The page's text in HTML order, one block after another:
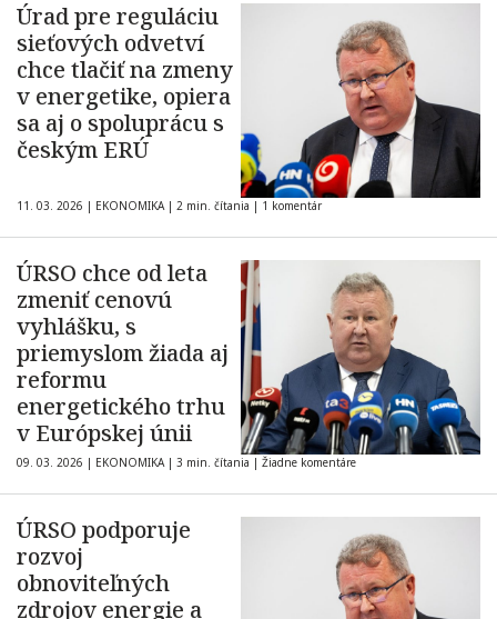
Úrad pre reguláciu
sieťových odvetví
chce tlačiť na zmeny
v energetike, opiera
sa aj o spoluprácu s
českým ERÚ
11. 03. 2026 | EKONOMIKA | 2 min. čítania | 1 komentár
ÚRSO chce od leta
zmeniť cenovú
vyhlášku, s
priemyslom žiada aj
reformu
energetického trhu
v Európskej únii
09. 03. 2026 | EKONOMIKA | 3 min. čítania | Žiadne komentáre
ÚRSO podporuje
rozvoj
obnoviteľných
zdrojov energie a